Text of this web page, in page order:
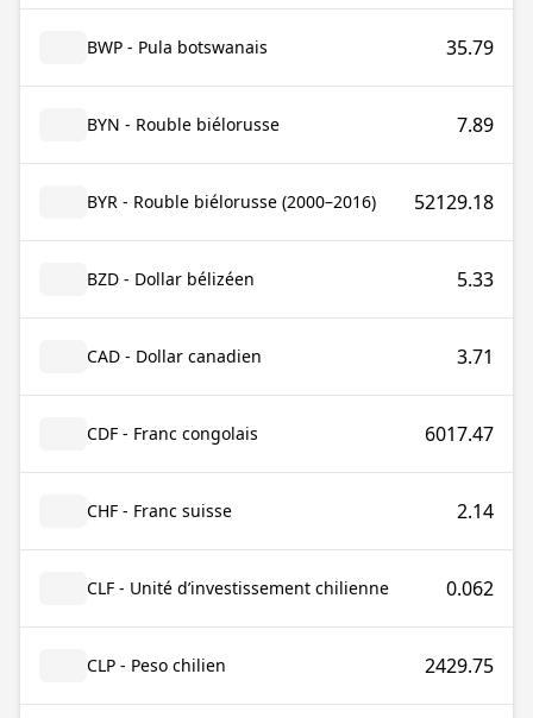
BWP - Pula botswanais 35.79
BYN - Rouble biélorusse 7.89
BYR - Rouble biélorusse (2000–2016) 52129.18
BZD - Dollar bélizéen 5.33
CAD - Dollar canadien 3.71
CDF - Franc congolais 6017.47
CHF - Franc suisse 2.14
CLF - Unité d’investissement chilienne 0.062
CLP - Peso chilien 2429.75